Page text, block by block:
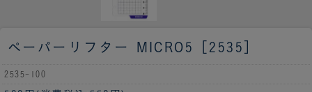
ペーパーリフター MICRO5［2535］
2535-100